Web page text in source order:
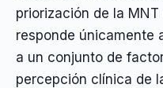
priorización de la
responde únicamente
a un conjunto de
percepción clínica de